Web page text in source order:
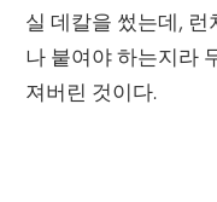
실 데칼을 썼는데,
나 붙여야 하는지라
져버린 것이다.